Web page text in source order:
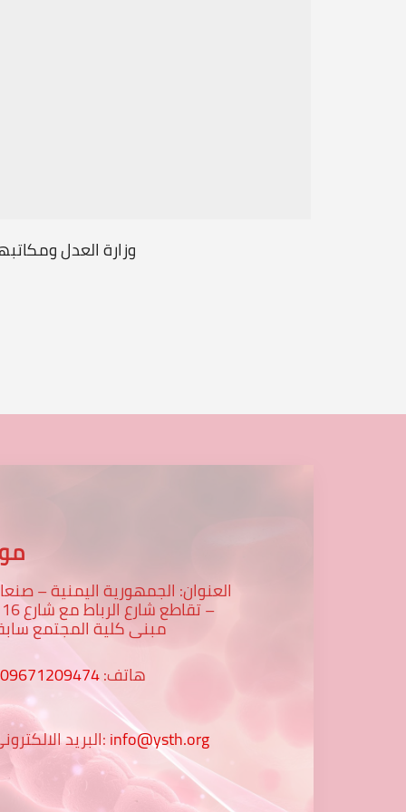
وزارة العدل
العنوان: الجمهورية اليمنية –
مبنى كلية المجتمع
هاتف:
البريد الالكتروني:info@ysth.org